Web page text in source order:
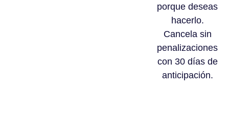
porque deseas
hacerlo.
Cancela sin
penalizaciones
con 30 días de
anticipación.